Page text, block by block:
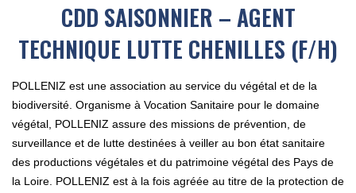
CDD SAISONNIER – AGENT
TECHNIQUE LUTTE CHENILLES (F/H)
POLLENIZ est une association au service du végétal et de la
biodiversité. Organisme à Vocation Sanitaire pour le domaine
végétal, POLLENIZ assure des missions de prévention, de
surveillance et de lutte destinées à veiller au bon état sanitaire
des productions végétales et du patrimoine végétal des Pays de
la Loire. POLLENIZ est à la fois agréée au titre de la protection de